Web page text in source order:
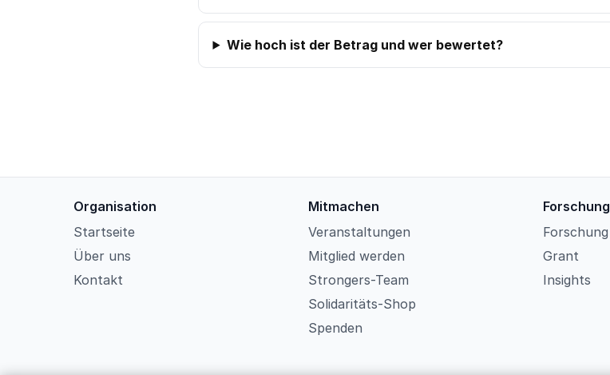
Wie hoch ist der Betrag und wer bewertet?
Organisation
Startseite
Über uns
Kontakt
Mitmachen
Veranstaltungen
Mitglied werden
Strongers-Team
Solidaritäts-Shop
Spenden
Forschung
Forschung
Grant
Insights